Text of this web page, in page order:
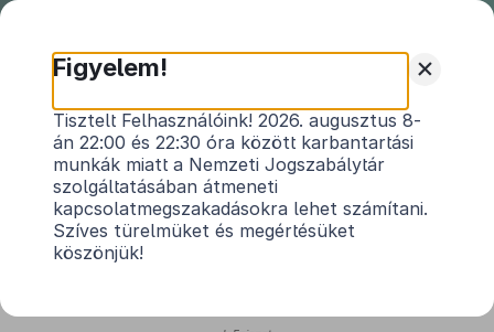
2018. évi LXXXII. törvény
az egyes adótörvények uniós
kötelezettségekhez kapcsolódó, valamint
egyes törvények adóigazgatási tárgyú
módosításáról1
+
Figyelem!
Tisztelt Felhasználóink! 2026. augusztus 8-
án 22:00 és 22:30 óra között karbantartási
munkák miatt a Nemzeti Jogszabálytár
szolgáltatásában átmeneti
kapcsolatmegszakadásokra lehet számítani.
Szíves türelmüket és megértésüket
köszönjük!